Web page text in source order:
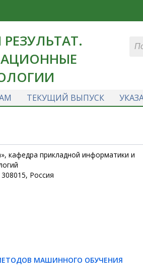
ТЕКУЩИЙ ВЫПУСК
кафедра прикладной информатики и
Россия
МАШИННОГО ОБУЧЕНИЯ